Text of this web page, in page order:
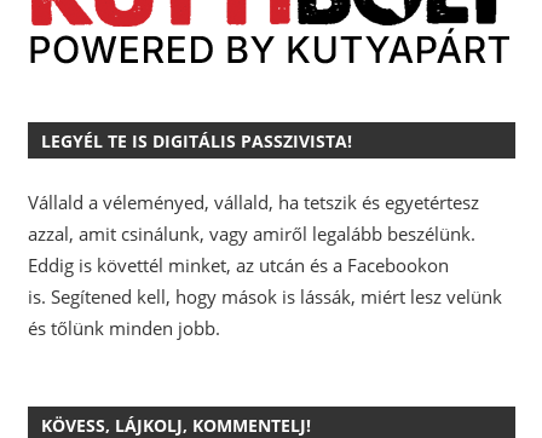
LEGYÉL TE IS DIGITÁLIS PASSZIVISTA!
Vállald a véleményed, vállald, ha tetszik és egyetértesz
azzal, amit csinálunk, vagy amiről legalább beszélünk.
Eddig is követtél minket, az utcán és a Facebookon
is. Segítened kell, hogy mások is lássák, miért lesz velünk
és tőlünk minden jobb.
KÖVESS, LÁJKOLJ, KOMMENTELJ!